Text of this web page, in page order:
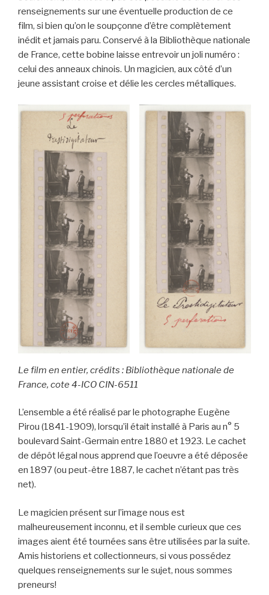
renseignements sur une éventuelle production de ce
film, si bien qu’on le soupçonne d’être complètement
inédit et jamais paru. Conservé à la Bibliothèque nationale
de France, cette bobine laisse entrevoir un joli numéro :
celui des anneaux chinois. Un magicien, aux côté d’un
jeune assistant croise et délie les cercles métalliques.
Le film en entier, crédits : Bibliothèque nationale de
France, cote 4-ICO CIN-6511
L’ensemble a été réalisé par le photographe Eugène
Pirou (1841-1909), lorsqu’il était installé à Paris au n° 5
boulevard Saint-Germain entre 1880 et 1923. Le cachet
de dépôt légal nous apprend que l’oeuvre a été déposée
en 1897 (ou peut-être 1887, le cachet n’étant pas très
net).
Le magicien présent sur l’image nous est
malheureusement inconnu, et il semble curieux que ces
images aient été tournées sans être utilisées par la suite.
Amis historiens et collectionneurs, si vous possédez
quelques renseignements sur le sujet, nous sommes
preneurs!